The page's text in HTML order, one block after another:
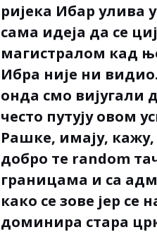
ријека Ибар улива
сама идеја да се
магистралом кад
Ибра није ни
онда смо вијугали
често путују овом
Рашке, имају, кажу,
добро те random
границама и са
како се зове јер
доминира стара